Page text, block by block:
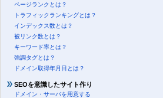
ページランクとは？
トラフィックランキングとは？
インデックス数とは？
被リンク数とは？
キーワード率とは？
強調タグとは？
ドメイン取得年月日とは？
SEOを意識したサイト作り
ドメイン・サーバを用意する